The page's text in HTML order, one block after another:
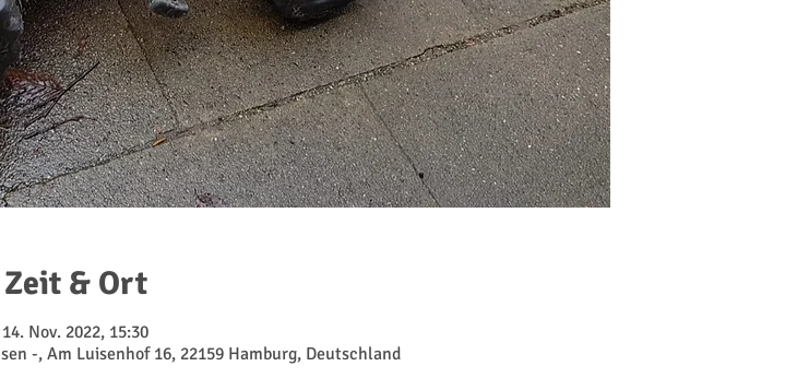
Zeit & Ort
14. Nov. 2022, 15:30
-, Am Luisenhof 16, 22159 Hamburg, Deutschland